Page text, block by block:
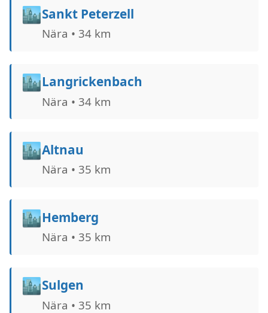
🏙️Sankt Peterzell
Nära • 34 km
🏙️Langrickenbach
Nära • 34 km
🏙️Altnau
Nära • 35 km
🏙️Hemberg
Nära • 35 km
🏙️Sulgen
Nära • 35 km